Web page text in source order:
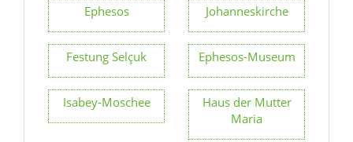
Ephesos Johanneskirche
Festung Selçuk Ephesos-Museum
Isabey-Moschee
Haus der Mutter
Maria